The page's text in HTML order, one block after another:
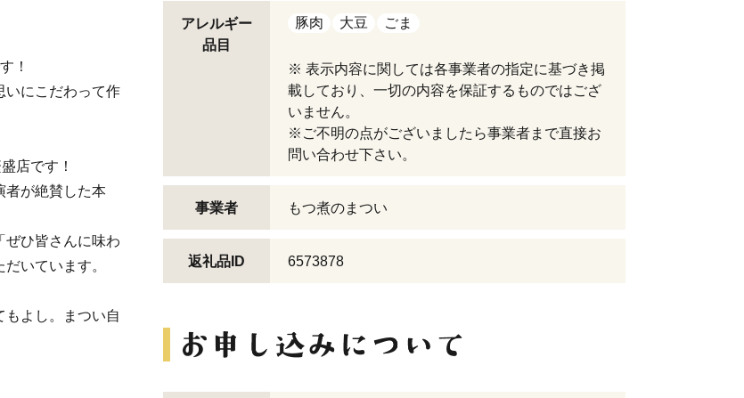
！
いにこだわって作
店です！
者が絶賛した本
ぜひ皆さんに味わ
いています。
もよし。まつい自
アレルギー
品目
豚肉 大豆 ごま
※ 表示内容に関しては各事業者の指定に基づき掲
載しており、一切の内容を保証するものではござ
いません。
※ご不明の点がございましたら事業者まで直接お
問い合わせ下さい。
事業者 もつ煮のまつい
返礼品ID 6573878